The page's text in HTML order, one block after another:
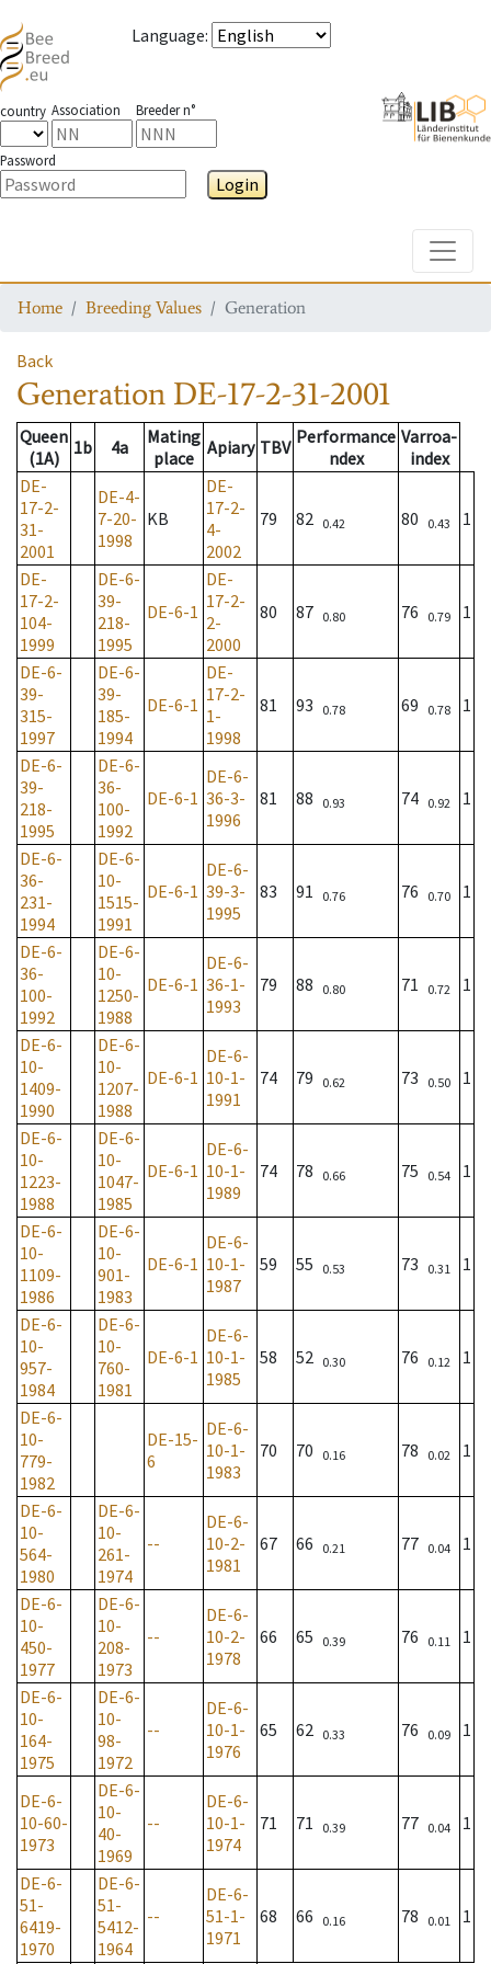
Language:
country Association Breeder n°
Password
Login
Home Breeding Values Generation
Back
Generation DE-17-2-31-2001
Queen
(1A)
1b 4a
Mating
place Apiary TBV Performance
ndex
Varroa-
index
DE-
17-2-
31-
2001
DE-4-
7-20-
1998
KB
DE-
17-2-
4-
2002
79 82 0.42 80 0.43 1
DE-
17-2-
104-
1999
DE-6-
39-
218-
1995
DE-6-1
DE-
17-2-
2-
2000
80 87 0.80 76 0.79 1
DE-6-
39-
315-
1997
DE-6-
39-
185-
1994
DE-6-1
DE-
17-2-
1-
1998
81 93 0.78 69 0.78 1
DE-6-
39-
218-
1995
DE-6-
36-
100-
1992
DE-6-1
DE-6-
36-3-
1996
81 88 0.93 74 0.92 1
DE-6-
36-
231-
1994
DE-6-
10-
1515-
1991
DE-6-1
DE-6-
39-3-
1995
83 91 0.76 76 0.70 1
DE-6-
36-
100-
1992
DE-6-
10-
1250-
1988
DE-6-1
DE-6-
36-1-
1993
79 88 0.80 71 0.72 1
DE-6-
10-
1409-
1990
DE-6-
10-
1207-
1988
DE-6-1
DE-6-
10-1-
1991
74 79 0.62 73 0.50 1
DE-6-
10-
1223-
1988
DE-6-
10-
1047-
1985
DE-6-1
DE-6-
10-1-
1989
74 78 0.66 75 0.54 1
DE-6-
10-
1109-
1986
DE-6-
10-
901-
1983
DE-6-1
DE-6-
10-1-
1987
59 55 0.53 73 0.31 1
DE-6-
10-
957-
1984
DE-6-
10-
760-
1981
DE-6-1
DE-6-
10-1-
1985
58 52 0.30 76 0.12 1
DE-6-
10-
779-
1982
DE-15-
6
DE-6-
10-1-
1983
70 70 0.16 78 0.02 1
DE-6-
10-
564-
1980
DE-6-
10-
261-
1974
--
DE-6-
10-2-
1981
67 66 0.21 77 0.04 1
DE-6-
10-
450-
1977
DE-6-
10-
208-
1973
--
DE-6-
10-2-
1978
66 65 0.39 76 0.11 1
DE-6-
10-
164-
1975
DE-6-
10-
98-
1972
--
DE-6-
10-1-
1976
65 62 0.33 76 0.09 1
DE-6-
10-60-
1973
DE-6-
10-
40-
1969
--
DE-6-
10-1-
1974
71 71 0.39 77 0.04 1
DE-6-
51-
6419-
1970
DE-6-
51-
5412-
1964
--
DE-6-
51-1-
1971
68 66 0.16 78 0.01 1